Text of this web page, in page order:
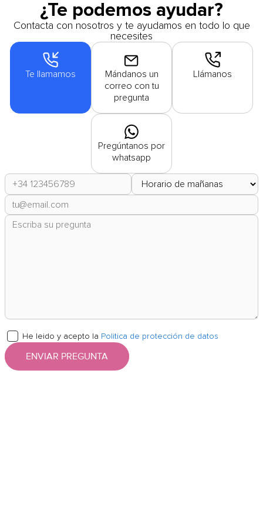
¿Te podemos ayudar?
Contacta con nosotros y te ayudamos en todo lo que
necesites
Te llamamos
Mándanos un
correo con tu
pregunta
Llámanos
Pregúntanos por
whatsapp
He leido y acepto la Politica de protección de datos
ENVIAR PREGUNTA